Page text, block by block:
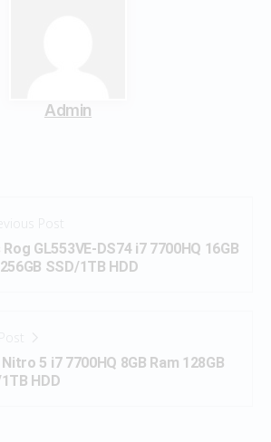
Admin
Post
GL553VE-DS74 i7 7700HQ 16GB
SSD/1TB HDD
5 i7 7700HQ 8GB Ram 128GB
HDD